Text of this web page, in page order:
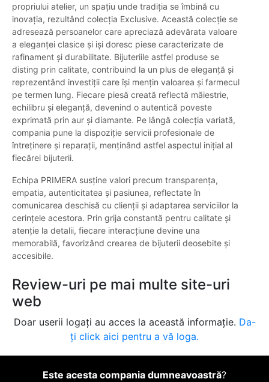
propriului atelier, un spațiu unde tradiția se îmbină cu
inovația, rezultând colecția Exclusive. Această colecție se
adresează persoanelor care apreciază adevărata valoare
a eleganței clasice și işi doresc piese caracterizate de
rafinament și durabilitate. Bijuteriile astfel produse se
disting prin calitate, contribuind la un plus de eleganță și
reprezentând investiții care își mențin valoarea și farmecul
pe termen lung. Fiecare piesă creată reflectă măiestrie,
echilibru și eleganță, devenind o autentică poveste
exprimată prin aur și diamante. Pe lângă colecția variată,
compania pune la dispoziție servicii profesionale de
întreținere și reparații, menținând astfel aspectul inițial al
fiecărei bijuterii.
Echipa PRIMERA susține valori precum transparența,
empatia, autenticitatea și pasiunea, reflectate în
comunicarea deschisă cu clienții și adaptarea serviciilor la
cerințele acestora. Prin grija constantă pentru calitate și
atenție la detalii, fiecare interacțiune devine una
memorabilă, favorizând crearea de bijuterii deosebite și
accesibile.
Review-uri pe mai multe site-uri
web
Doar userii logați au acces la această informație. Da-
ți click aici pentru a vă loga.
Este acesta compania dumneavoastră?